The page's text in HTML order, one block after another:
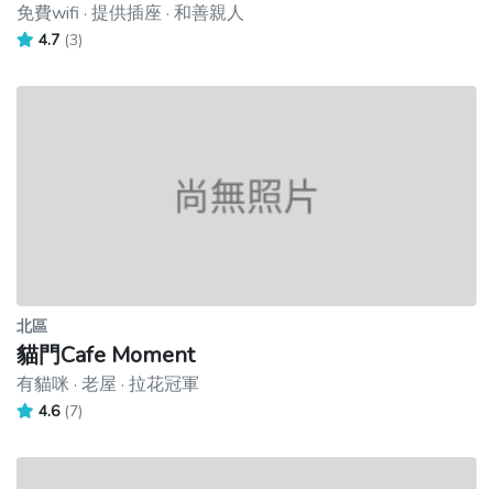
免費wifi · 提供插座 · 和善親人
4.7 (3)
北區
貓門Cafe Moment
有貓咪 · 老屋 · 拉花冠軍
4.6 (7)